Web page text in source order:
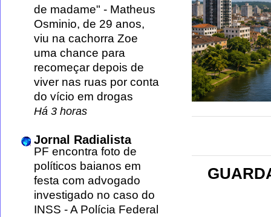
de madame" - Matheus
Osminio, de 29 anos,
viu na cachorra Zoe
uma chance para
recomeçar depois de
viver nas ruas por conta
do vício em drogas
Há 3 horas
Jornal Radialista
PF encontra foto de
políticos baianos em
festa com advogado
investigado no caso do
INSS -A Polícia Federal